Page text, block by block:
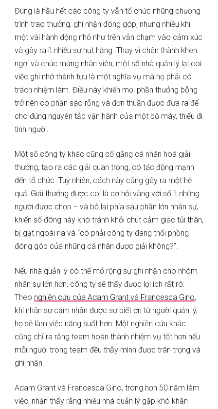
Đúng là hầu hết các công ty vẫn tổ chức những chương
trình trao thưởng, ghi nhận đóng góp, nhưng nhiều khi
một vài hành động nhỏ như trên vẫn chạm vào cảm xúc
và gây ra ít nhiều sự hụt hẫng. Thay vì chân thành khen
ngợi và chúc mừng nhân viên, một số nhà quản lý lại coi
việc ghi nhớ thành tựu là một nghĩa vụ mà họ phải có
trách nhiệm làm. Điều này khiến mọi phần thưởng bỗng
trở nên có phần sáo rỗng và đơn thuần được đưa ra để
cho đúng nguyên tắc vận hành của một bộ máy, thiếu đi
tình người.
Một số công ty khác cũng cố gắng cá nhân hoá giải
thưởng, tạo ra các giải quan trọng, có tác động mạnh
đến tổ chức. Tuy nhiên, cách này cũng gây ra một hệ
quả: Giải thưởng được coi là cơ hội vàng với số ít những
người được chọn – và bỏ lại phía sau phần lớn nhân sự,
khiến số đông này khó tránh khỏi chút cảm giác tủi thân,
bị gạt ngoài rìa và “có phải công ty đang thổi phồng
đóng góp của những cá nhân được giải không?”.
Nếu nhà quản lý có thể mở rộng sự ghi nhận cho nhóm
nhân sự lớn hơn, công ty sẽ thấy được lợi ích rất rõ.
Theo nghiên cứu của Adam Grant và Francesca Gino,
khi nhân sự cảm nhận được sự biết ơn từ người quản lý,
họ sẽ làm việc năng suất hơn. Một nghiên cứu khác
cũng chỉ ra rằng team hoàn thành nhiệm vụ tốt hơn nếu
mỗi người trong team đều thấy mình được trân trọng và
ghi nhận.
Adam Grant và Francesca Gino, trong hơn 50 năm làm
việc, nhận thấy rằng nhiều nhà quản lý gặp khó khăn